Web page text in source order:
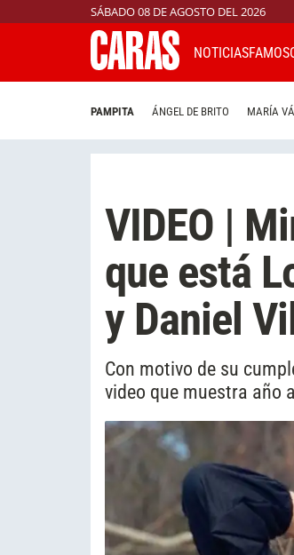
SÁBADO 08 DE AGOSTO DEL 2026
NOTICIAS
PAMPITA ÁNGEL DE BRITO MARÍA
VIDEO |
que está
y Daniel
Con motivo de su
video que muestra año